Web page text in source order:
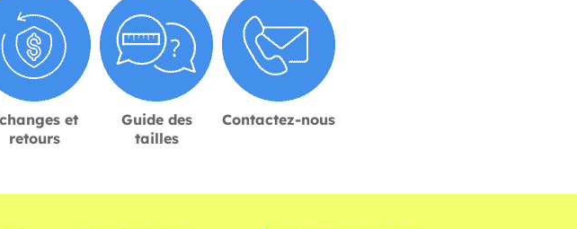
et
retours
Guide des
tailles
Contactez-nous